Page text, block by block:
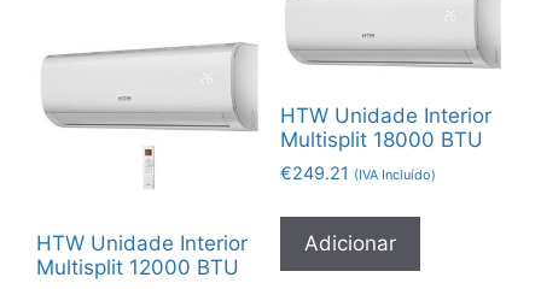
HTW Unidade Interior
Multisplit 12000 BTU
HTW Unidade Interior
Multisplit 18000 BTU
€249.21 (IVA Incluído)
Adicionar